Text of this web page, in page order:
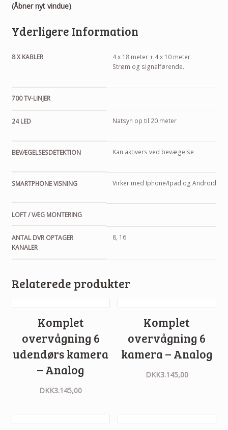
(Åbner nyt vindue).
Yderligere Information
8 X KABLER
4 x 18 meter + 4 x 10 meter.
Strøm og signalførende.
700 TV-LINJER
24 LED Natsyn op til 20 meter
BEVÆGELSESDETEKTION Kan aktivers ved bevægelse
SMARTPHONE VISNING Virker med Iphone/Ipad og Android
LOFT / VÆG MONTERING
ANTAL DVR OPTAGER
KANALER
8, 16
Relaterede produkter
Komplet
overvågning 6
udendørs kamera
– Analog
DKK3.145,00
Komplet
overvågning 6
kamera – Analog
DKK3.145,00